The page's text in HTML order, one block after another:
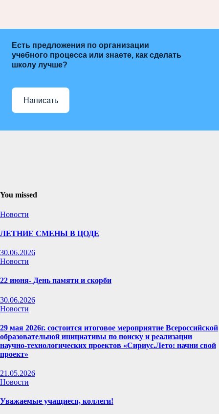
Есть предложения по организации
учебного процесса или знаете, как сделать
школу лучше?
Написать
You missed
Новости
ЛЕТНИЕ СМЕНЫ В ЦОДЕ
30.06.2026
Новости
22 июня- День памяти и скорби
30.06.2026
Новости
29 мая 2026г. состоится итоговое мероприятие Всероссийской
образовательной инициативы по поиску и реализации
научно-технологических проектов «Сириус.Лето: начни свой
проект»
21.05.2026
Новости
Уважаемые учащиеся, коллеги!